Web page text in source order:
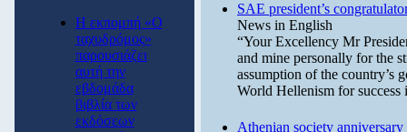
Η εκπομπή «Ο
ταχυδρόμος»
παρουσιάζει
αυτή την
εβδομάδα
βιβλία των
εκδόσεων
SAE president’s
News in English
“Your Excellency Mr
and mine personally for the
assumption of the country’s
World Hellenism for
Athenian society anniversary